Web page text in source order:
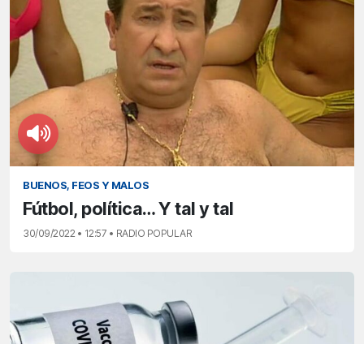
BUENOS, FEOS Y MALOS
Fútbol, política… Y tal y tal
30/09/2022 • 12:57 • RADIO POPULAR